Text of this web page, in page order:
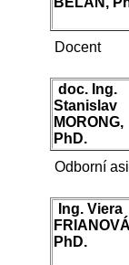
Docent
doc. Ing.
Stanislav
MORONG,
PhD.
Odborní
Ing. Viera
PhD.